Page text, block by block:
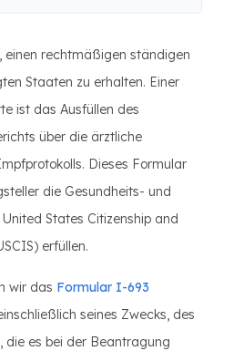
einen rechtmäßigen ständigen
Staaten zu erhalten. Einer
ist das Ausfüllen des
über die ärztliche
Dieses Formular
die Gesundheits- und
States Citizenship and
erfüllen.
wir das Formular I-693
seines Zwecks, des
die es bei der Beantragung